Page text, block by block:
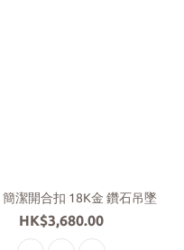
簡潔開合扣 18K金 鑽石吊墜
HK$3,680.00